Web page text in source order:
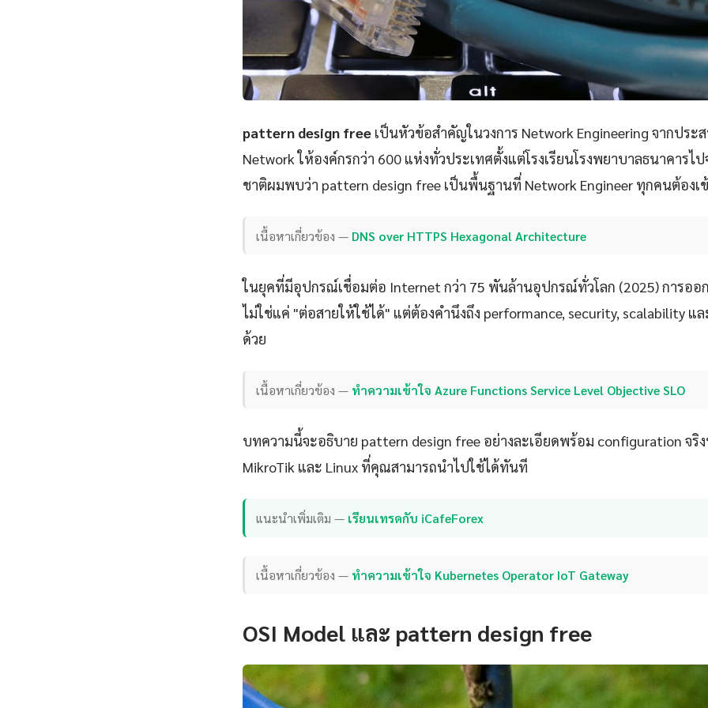
pattern design free เป็นหัวข้อสำคัญในวงการ Network Engineering จากประ
Network ให้องค์กรกว่า 600 แห่งทั่วประเทศตั้งแต่โรงเรียนโรงพยาบาลธนาคาร
ชาติผมพบว่า pattern design free เป็นพื้นฐานที่ Network Engineer ทุกคนต้องเ
เนื้อหาเกี่ยวข้อง — DNS over HTTPS Hexagonal Architecture
ในยุคที่มีอุปกรณ์เชื่อมต่อ Internet กว่า 75 พันล้านอุปกรณ์ทั่วโลก (2025) การอ
ไม่ใช่แค่ "ต่อสายให้ใช้ได้" แต่ต้องคำนึงถึง performance, security, scalability แ
ด้วย
เนื้อหาเกี่ยวข้อง — ทำความเข้าใจ Azure Functions Service Level Objective SLO
บทความนี้จะอธิบาย pattern design free อย่างละเอียดพร้อม configuration จริ
MikroTik และ Linux ที่คุณสามารถนำไปใช้ได้ทันที
แนะนำเพิ่มเติม — เรียนเทรดกับ iCafeForex
เนื้อหาเกี่ยวข้อง — ทำความเข้าใจ Kubernetes Operator IoT Gateway
OSI Model และ pattern design free